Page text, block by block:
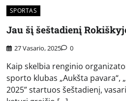
SPORTAS
Jau šį šeštadienį
27 Vasario, 2025 0
Kaip skelbia renginio
sporto klubas „Aukšta pavara“,
2025” startuos šeštadienį,